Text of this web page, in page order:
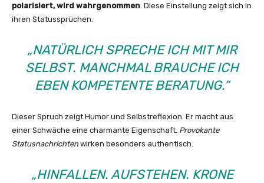
polarisiert, wird wahrgenommen . Diese Einstellung zeigt sich in
ihren Statussprüchen.
„NATÜRLICH SPRECHE ICH MIT MIR
SELBST. MANCHMAL BRAUCHE ICH
EBEN KOMPETENTE BERATUNG.“
Dieser Spruch zeigt Humor und Selbstreflexion. Er macht aus
einer Schwäche eine charmante Eigenschaft. Provokante
Statusnachrichten wirken besonders authentisch.
„HINFALLEN. AUFSTEHEN. KRONE